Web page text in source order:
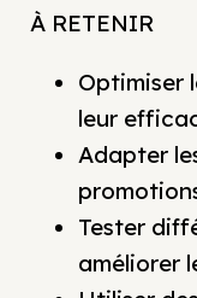
À RETENIR
Optimiser
leur
Adapter
Tester
améliorer